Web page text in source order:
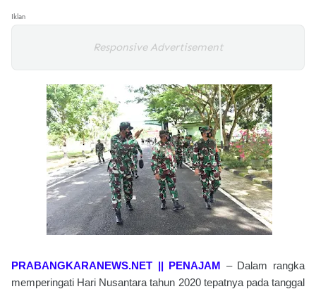
Iklan
Responsive Advertisement
PRABANGKARANEWS.NET || PENAJAM – Dalam rangka
memperingati Hari Nusantara tahun 2020 tepatnya pada tanggal